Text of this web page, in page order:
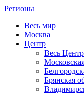
Регионы
Весь мир
Москва
Центр
Весь Центр
Брянская